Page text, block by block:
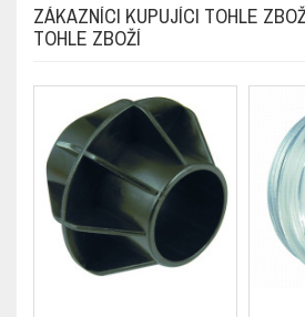
ZÁKAZNÍCI KUPUJÍCI TOHLE
TOHLE ZBOŽÍ